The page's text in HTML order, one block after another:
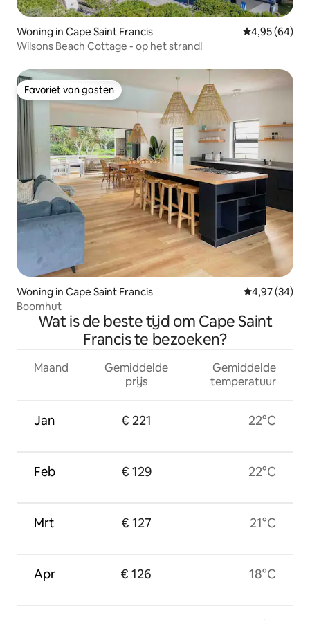
Woning in Cape Saint Francis Gemiddelde
4,95 (64)
Wilsons Beach Cottage - op het strand!
Favoriet van gasten
Favoriet van gasten
Woning in Cape Saint Francis Gemiddelde
4,97 (34)
Boomhut
Wat is de beste tijd om Cape Saint
Francis te bezoeken?
Maand
Jan
Feb
Mrt
Apr
Gemiddelde
prijs
€ 221
€ 129
€ 127
€ 126
Gemiddelde
temperatuur
22°C
22°C
21°C
18°C